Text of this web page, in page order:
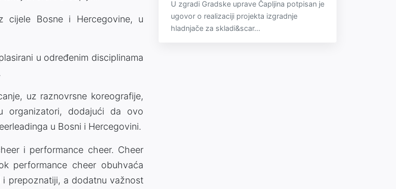
Bosne i Hercegovine, u
u određenim disciplinama
uz raznovrsne koreografije,
organizatori, dodajući da ovo
u Bosni i Hercegovini.
i performance cheer. Cheer
performance cheer obuhvaća
prepoznatiji, a dodatnu važnost
U zgradi Gradske uprave Čapljina potpisan je
ugovor o realizaciji projekta izgradnje
hladnjače za skladi&scar...